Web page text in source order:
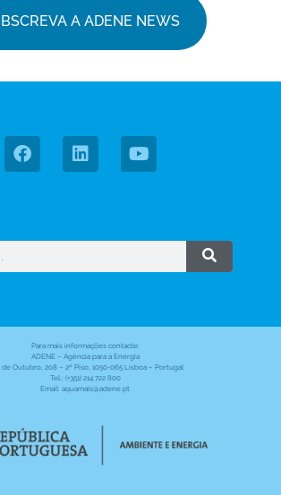
A ADENE NEWS
Para mais informações contacte:
ADENE – Agência para a Energia
de Outubro, 208 – 2º Piso, 1050-065 Lisboa – Portugal
Tel.: (+351) 214 722 800
Email: aquamais@adene.pt